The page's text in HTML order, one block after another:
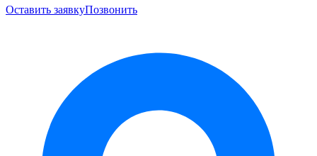
Оставить заявкуПозвонить